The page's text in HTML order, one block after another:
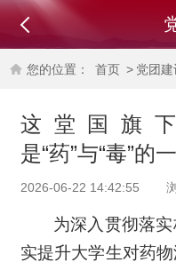
您的位置： 首页 > 党团建
这堂国旗
是“药”与“毒”的
2026-06-22 14:42:55
为深入贯彻落
实提升大学生对药